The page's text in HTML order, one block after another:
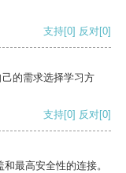
支持[0] 反对[0]
的需求选择学习方
支持[0] 反对[0]
最高安全性的连接。